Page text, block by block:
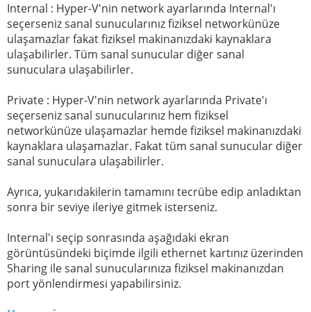
Internal : Hyper-V'nin network ayarlarında Internal'ı
seçerseniz sanal sunucularınız fiziksel networkünüze
ulaşamazlar fakat fiziksel makinanızdaki kaynaklara
ulaşabilirler. Tüm sanal sunucular diğer sanal
sunuculara ulaşabilirler.
Private : Hyper-V'nin network ayarlarında Private'ı
seçerseniz sanal sunucularınız hem fiziksel
networkünüze ulaşamazlar hemde fiziksel makinanızdaki
kaynaklara ulaşamazlar. Fakat tüm sanal sunucular diğer
sanal sunuculara ulaşabilirler.
Ayrıca, yukarıdakilerin tamamını tecrübe edip anladıktan
sonra bir seviye ileriye gitmek isterseniz.
Internal'ı seçip sonrasında aşağıdaki ekran
görüntüsündeki biçimde ilgili ethernet kartınız üzerinden
Sharing ile sanal sunucularınıza fiziksel makinanızdan
port yönlendirmesi yapabilirsiniz.